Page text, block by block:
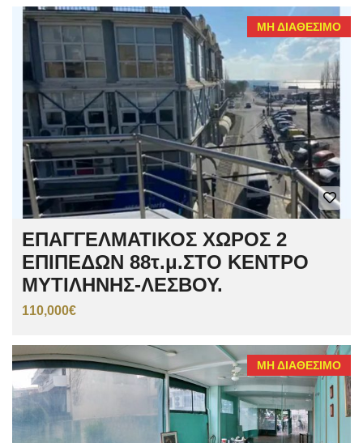
ΜΗ ΔΙΑΘΈΣΙΜΟ
ΕΠΑΓΓΕΛΜΑΤΙΚΟΣ ΧΩΡΟΣ 2
ΕΠΙΠΕΔΩΝ 88τ.μ.ΣΤΟ ΚΕΝΤΡΟ
ΜΥΤΙΛΗΝΗΣ-ΛΕΣΒΟΥ.
110,000€
ΜΗ ΔΙΑΘΈΣΙΜΟ